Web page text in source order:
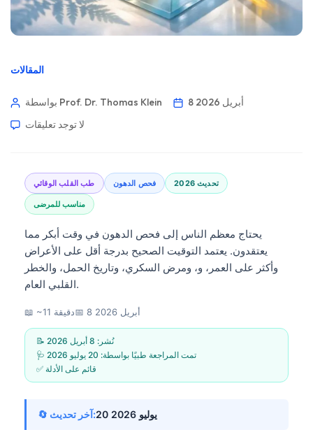
المقالات
بواسطة Prof. Dr. Thomas Klein
8 أبريل 2026
لا توجد تعليقات
طب القلب الوقائي فحص الدهون تحديث 2026
مناسب للمرضى
يحتاج معظم الناس إلى فحص الدهون في وقت أبكر مما
يعتقدون. يعتمد التوقيت الصحيح بدرجة أقل على الأعراض
وأكثر على العمر، و، ومرض السكري، وتاريخ الحمل، والخطر
القلبي العام.
📖 ~11 دقيقة📅 8 أبريل 2026
📝 نُشر: 8 أبريل 2026
🩺 تمت المراجعة طبيًا بواسطة: 20 يوليو 2026
✅ قائم على الأدلة
🔄 آخر تحديث: 20 يوليو 2026